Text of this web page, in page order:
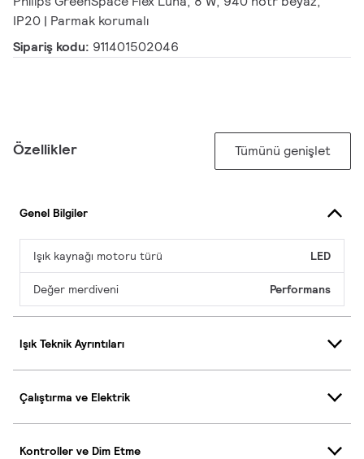
IP20 | Parmak korumalı
Sipariş kodu: 911401502046
Özellikler Tümünü genişlet
Genel Bilgiler
Işık kaynağı motoru türü LED
Değer merdiveni Performans
Işık Teknik Ayrıntıları
Çalıştırma ve Elektrik
Kontroller ve Dim Etme